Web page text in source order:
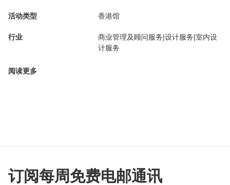
活动类型 香港馆
行业
商业管理及顾问服务|设计服务|室内设
计服务
阅读更多
订阅每周免费电邮通讯